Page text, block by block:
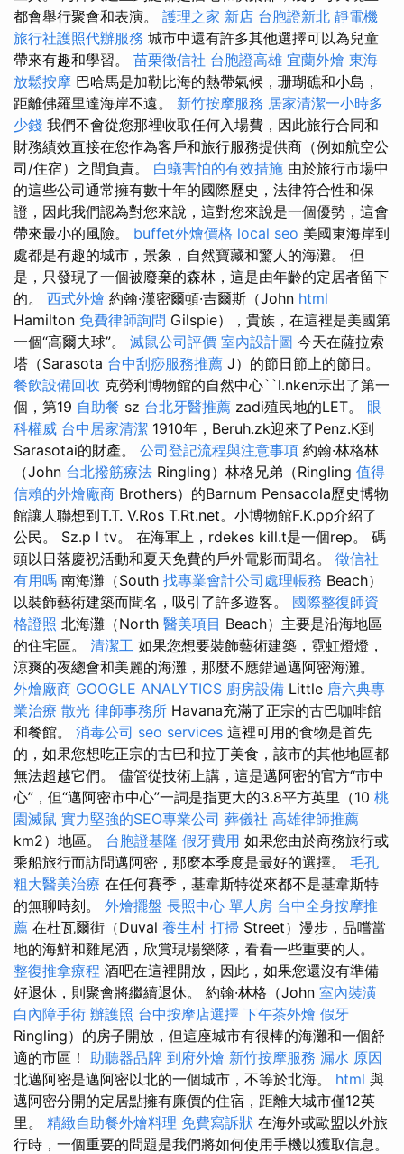
都會舉行聚會和表演。 護理之家 新店 台胞證新北 靜電機
旅行社護照代辦服務 城市中還有許多其他選擇可以為兒童
帶來有趣和學習。 苗栗徵信社 台胞證高雄 宜蘭外燴 東海
放鬆按摩 巴哈馬是加勒比海的熱帶氣候，珊瑚礁和小島，
距離佛羅里達海岸不遠。 新竹按摩服務 居家清潔一小時多
少錢 我們不會從您那裡收取任何入場費，因此旅行合同和
財務績效直接在您作為客戶和旅行服務提供商（例如航空公
司/住宿）之間負責。 白蟻害怕的有效措施 由於旅行市場中
的這些公司通常擁有數十年的國際歷史，法律符合性和保
證，因此我們認為對您來說，這對您來說是一個優勢，這會
帶來最小的風險。 buffet外燴價格 local seo 美國東海岸到
處都是有趣的城市，景象，自然寶藏和驚人的海灘。 但
是，只發現了一個被廢棄的森林，這是由年齡的定居者留下
的。 西式外燴 約翰·漢密爾頓·吉爾斯（John html
Hamilton 免費律師詢問 Gilspie），貴族，在這裡是美國第
一個“高爾夫球”。 滅鼠公司評價 室內設計圖 今天在薩拉索
塔（Sarasota 台中刮痧服務推薦 J）的節日節上的節日。
餐飲設備回收 克勞利博物館的自然中心``l.nken示出了第一
個，第19 自助餐 sz 台北牙醫推薦 zadi殖民地的LET。 眼
科權威 台中居家清潔 1910年，Beruh.zk迎來了Penz.K到
Sarasotai的財產。 公司登記流程與注意事項 約翰·林格林
（John 台北撥筋療法 Ringling）林格兄弟（Ringling 值得
信賴的外燴廠商 Brothers）的Barnum Pensacola歷史博物
館讓人聯想到T.T. V.Ros T.Rt.net。小博物館F.K.pp介紹了
公民。 Sz.p l tv。 在海軍上，rdekes kill.t是一個rep。 碼
頭以日落慶祝活動和夏天免費的戶外電影而聞名。 徵信社
有用嗎 南海灘（South 找專業會計公司處理帳務 Beach）
以裝飾藝術建築而聞名，吸引了許多遊客。 國際整復師資
格證照 北海灘（North 醫美項目 Beach）主要是沿海地區
的住宅區。 清潔工 如果您想要裝飾藝術建築，霓虹燈燈，
涼爽的夜總會和美麗的海灘，那麼不應錯過邁阿密海灘。
外燴廠商 GOOGLE ANALYTICS 廚房設備 Little 唐六典專
業治療 散光 律師事務所 Havana充滿了正宗的古巴咖啡館
和餐館。 消毒公司 seo services 這裡可用的食物是首先
的，如果您想吃正宗的古巴和拉丁美食，該市的其他地區都
無法超越它們。 儘管從技術上講，這是邁阿密的官方“市中
心”，但“邁阿密市中心”一詞是指更大的3.8平方英里（10 桃
園滅鼠 實力堅強的SEO專業公司 葬儀社 高雄律師推薦
km2）地區。 台胞證基隆 假牙費用 如果您由於商務旅行或
乘船旅行而訪問邁阿密，那麼本季度是最好的選擇。 毛孔
粗大醫美治療 在任何賽季，基韋斯特從來都不是基韋斯特
的無聊時刻。 外燴擺盤 長照中心 單人房 台中全身按摩推
薦 在杜瓦爾街（Duval 養生村 打掃 Street）漫步，品嚐當
地的海鮮和雞尾酒，欣賞現場樂隊，看看一些重要的人。
整復推拿療程 酒吧在這裡開放，因此，如果您還沒有準備
好退休，則聚會將繼續退休。 約翰·林格（John 室內裝潢
白內障手術 辦護照 台中按摩店選擇 下午茶外燴 假牙
Ringling）的房子開放，但這座城市有很棒的海灘和一個舒
適的市區！ 助聽器品牌 到府外燴 新竹按摩服務 漏水 原因
北邁阿密是邁阿密以北的一個城市，不等於北海。 html 與
邁阿密分開的定居點擁有廉價的住宿，距離大城市僅12英
里。 精緻自助餐外燴料理 免費寫訴狀 在海外或歐盟以外旅
行時，一個重要的問題是我們將如何使用手機以獲取信息。